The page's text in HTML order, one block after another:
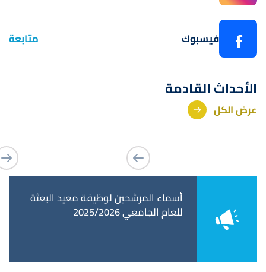
فيسبوك متابعة
الأحداث القادمة
عرض الكل
أسماء المرشحين لوظيفة معيد البعثة
للعام الجامعي 2025/2026